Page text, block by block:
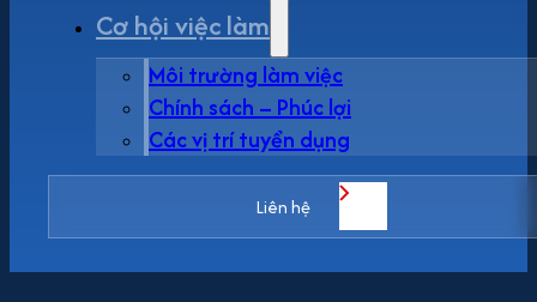
Cơ hội việc làm
Môi trường làm việc
Chính sách – Phúc lợi
Các vị trí tuyển dụng
Liên hệ